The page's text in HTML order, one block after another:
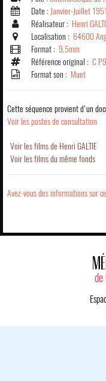
Date : Janvier-Juillet 1951
Réalisateur : Henri
Localisation : 64600
Format : 9,5mm
Référence original : C
Format son : Muet
Cette séquence provient d'un
Voir les postes de consultation
Voir les films de Henri GALTIE
Voir les films du même fonds
Avez-vous des informations sur